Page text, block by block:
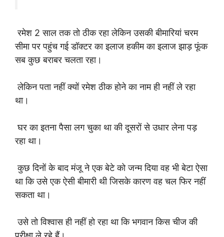
रमेश 2 साल तक तो ठीक रहा लेकिन उसकी बीमारियां चरम
सीमा पर पहुंच गई डॉक्टर का इलाज हकीम का इलाज झाड़ फूंक
सब कुछ बराबर चलता रहा।
लेकिन पता नहीं क्यों रमेश ठीक होने का नाम ही नहीं ले रहा
था।
घर का इतना पैसा लग चुका था की दूसरों से उधार लेना पड़
रहा था।
कुछ दिनों के बाद मंजू ने एक बेटे को जन्म दिया वह भी बेटा ऐसा
था कि उसे एक ऐसी बीमारी थी जिसके कारण वह चल फिर नहीं
सकता था।
उसे तो विश्वास ही नहीं हो रहा था कि भगवान किस चीज की